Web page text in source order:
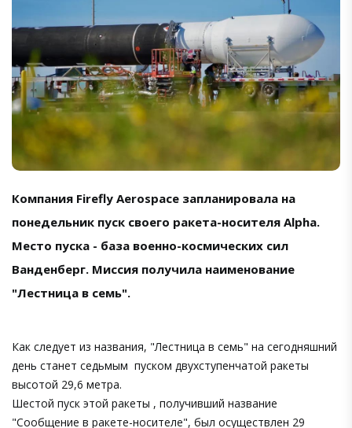
Компания Firefly Aerospace запланировала на
понедельник пуск своего ракета-носителя Alpha.
Место пуска - база военно-космических сил
Ванденберг. Миссия получила наименование
"Лестница в семь".
Как следует из названия, "Лестница в семь" на сегодняшний
день станет седьмым пуском двухступенчатой ракеты
высотой 29,6 метра.
Шестой пуск этой ракеты , получивший название
"Сообщение в ракете-носителе", был осуществлен 29